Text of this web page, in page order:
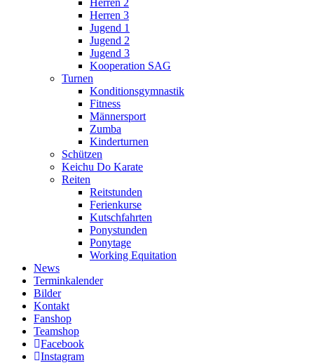
Herren 2
Herren 3
Jugend 1
Jugend 2
Jugend 3
Kooperation SAG
Turnen
Konditionsgymnastik
Fitness
Männersport
Zumba
Kinderturnen
Schützen
Keichu Do Karate
Reiten
Reitstunden
Ferienkurse
Kutschfahrten
Ponystunden
Ponytage
Working Equitation
News
Terminkalender
Bilder
Kontakt
Fanshop
Teamshop
Facebook
Instagram